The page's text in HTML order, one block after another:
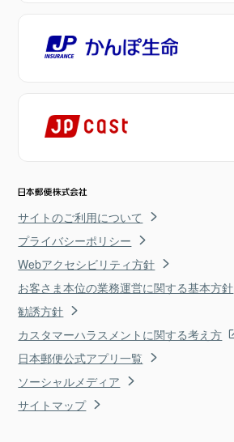
サイトのご利用について
プライバシーポリシー
Webアクセシビリティ方針
お客さま本位の業務運営に関する基本方針
勧誘方針
カスタマーハラスメントに関する考え方
日本郵便公式アプリ一覧
ソーシャルメディア
サイトマップ